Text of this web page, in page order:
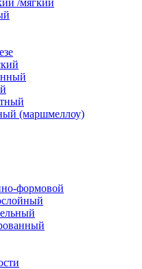
/мягкий
(маршмеллоу)
формовой